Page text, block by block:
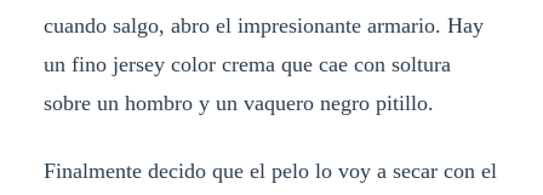
cuando salgo, abro el impresionante armario. Hay
un fino jersey color crema que cae con soltura
sobre un hombro y un vaquero negro pitillo.
Finalmente decido que el pelo lo voy a secar con el